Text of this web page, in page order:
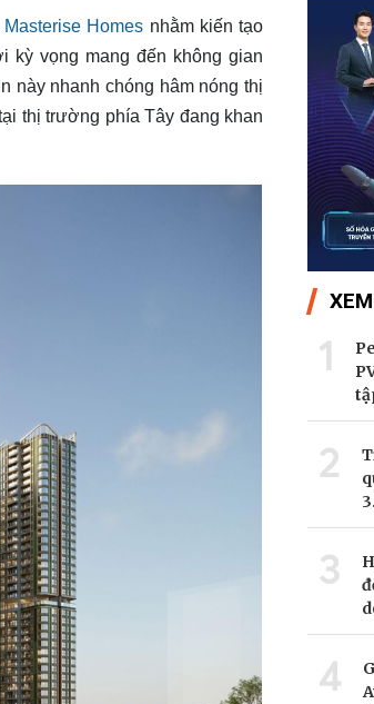
Masterise Homes nhằm kiến tạo
kỳ vọng mang đến không gian
này nhanh chóng hâm nóng thị
thị trường phía Tây đang khan
1
2
3
4